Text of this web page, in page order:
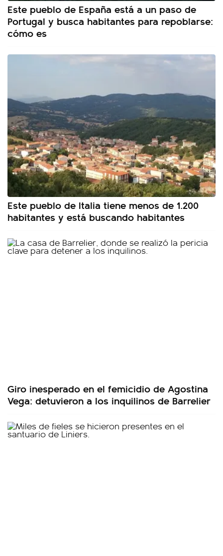
Este pueblo de España está a un paso de
Portugal y busca habitantes para repoblarse:
cómo es
Este pueblo de Italia tiene menos de 1.200
habitantes y está buscando habitantes
Giro inesperado en el femicidio de Agostina
Vega: detuvieron a los inquilinos de Barrelier